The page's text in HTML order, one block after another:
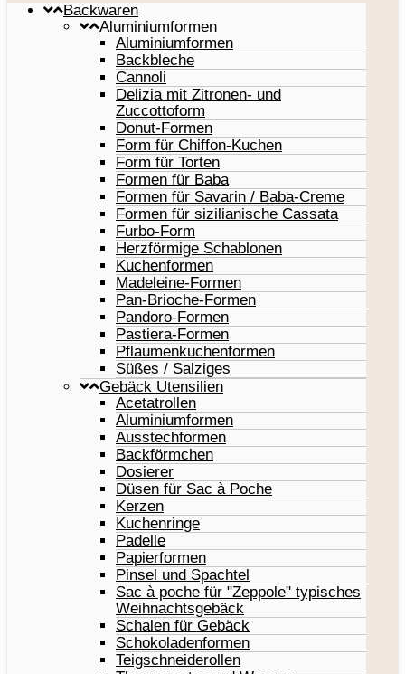
Backwaren
Aluminiumformen
Aluminiumformen
Backbleche
Cannoli
Delizia mit Zitronen- und
Zuccottoform
Donut-Formen
Form für Chiffon-Kuchen
Form für Torten
Formen für Baba
Formen für Savarin / Baba-Creme
Formen für sizilianische Cassata
Furbo-Form
Herzförmige Schablonen
Kuchenformen
Madeleine-Formen
Pan-Brioche-Formen
Pandoro-Formen
Pastiera-Formen
Pflaumenkuchenformen
Süßes / Salziges
Gebäck Utensilien
Acetatrollen
Aluminiumformen
Ausstechformen
Backförmchen
Dosierer
Düsen für Sac à Poche
Kerzen
Kuchenringe
Padelle
Papierformen
Pinsel und Spachtel
Sac à poche für "Zeppole" typisches
Weihnachtsgebäck
Schalen für Gebäck
Schokoladenformen
Teigschneiderollen